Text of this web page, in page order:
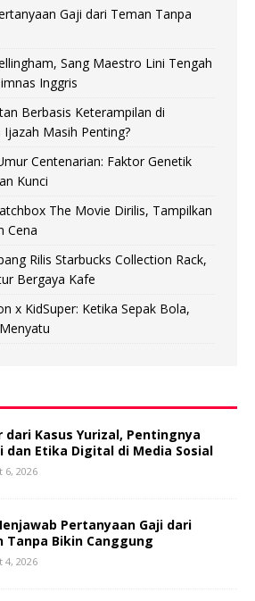
Gaji dari Teman Tanpa
Sang Maestro Lini Tengah
Inggris
Berbasis Keterampilan di
Ijazah Masih Penting?
Centenarian: Faktor Genetik
Kunci
The Movie Dirilis, Tampilkan
Cena
Rilis Starbucks Collection Rack,
Bergaya Kafe
x KidSuper: Ketika Sepak Bola,
dari Kasus Yurizal, Pentingnya
dan Etika Digital di Media Sosial
6, 2026
Pertanyaan Gaji dari
Tanpa Bikin Canggung
4, 2026